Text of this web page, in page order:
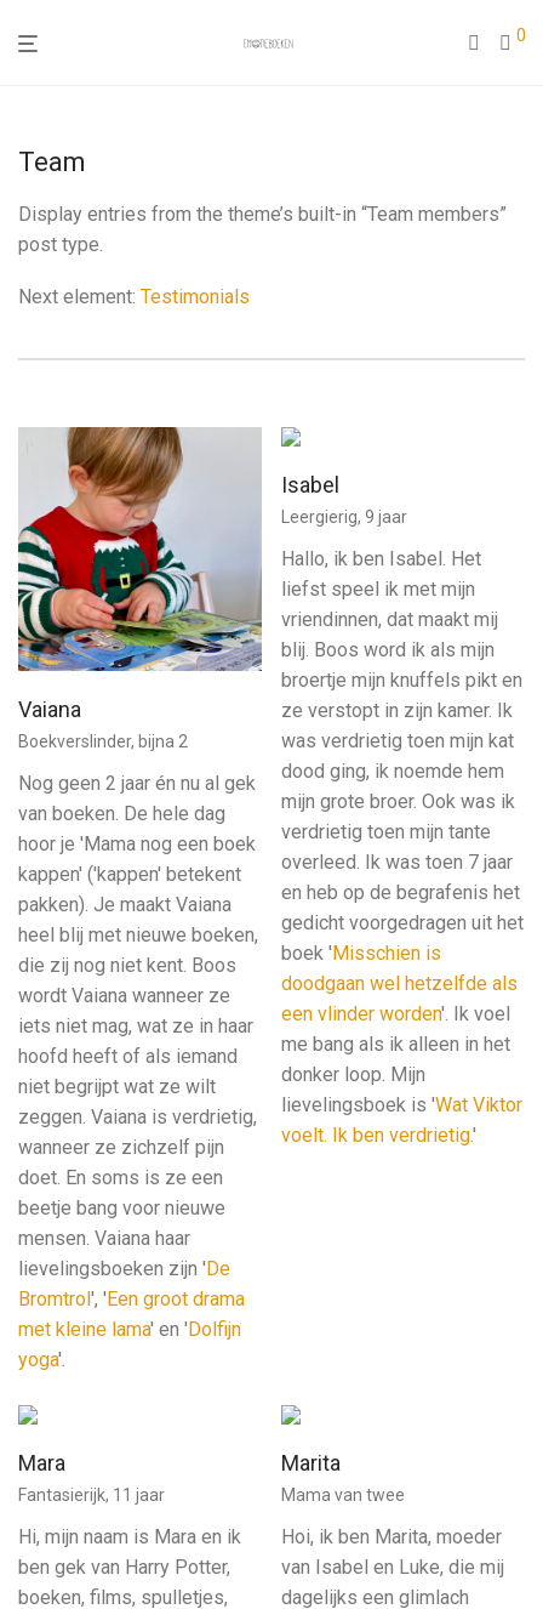
0
Team
Display entries from the theme’s built-in “Team members”
post type.
Next element: Testimonials
Vaiana
Boekverslinder, bijna 2
Nog geen 2 jaar én nu al gek
van boeken. De hele dag
hoor je 'Mama nog een boek
kappen' ('kappen' betekent
pakken). Je maakt Vaiana
heel blij met nieuwe boeken,
die zij nog niet kent. Boos
wordt Vaiana wanneer ze
iets niet mag, wat ze in haar
hoofd heeft of als iemand
niet begrijpt wat ze wilt
zeggen. Vaiana is verdrietig,
wanneer ze zichzelf pijn
doet. En soms is ze een
beetje bang voor nieuwe
mensen. Vaiana haar
lievelingsboeken zijn 'De
Bromtrol', 'Een groot drama
met kleine lama' en 'Dolfijn
yoga'.
Isabel
Leergierig, 9 jaar
Hallo, ik ben Isabel. Het
liefst speel ik met mijn
vriendinnen, dat maakt mij
blij. Boos word ik als mijn
broertje mijn knuffels pikt en
ze verstopt in zijn kamer. Ik
was verdrietig toen mijn kat
dood ging, ik noemde hem
mijn grote broer. Ook was ik
verdrietig toen mijn tante
overleed. Ik was toen 7 jaar
en heb op de begrafenis het
gedicht voorgedragen uit het
boek 'Misschien is
doodgaan wel hetzelfde als
een vlinder worden'. Ik voel
me bang als ik alleen in het
donker loop. Mijn
lievelingsboek is 'Wat Viktor
voelt. Ik ben verdrietig.'
Mara
Fantasierijk, 11 jaar
Hi, mijn naam is Mara en ik
ben gek van Harry Potter,
boeken, films, spulletjes,
Marita
Mama van twee
Hoi, ik ben Marita, moeder
van Isabel en Luke, die mij
dagelijks een glimlach